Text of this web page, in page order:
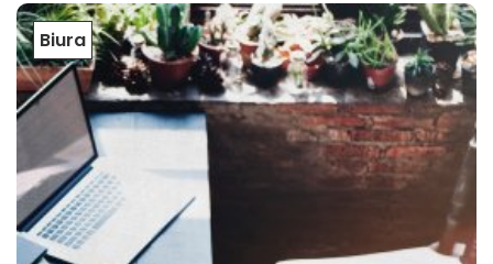
Biura